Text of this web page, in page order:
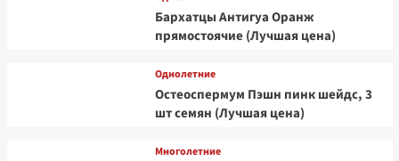
Бархатцы Антигуа Оранж
прямостоячие (Лучшая цена)
Однолетние
Остеоспермум Пэшн пинк шейдс, 3
шт семян (Лучшая цена)
Многолетние